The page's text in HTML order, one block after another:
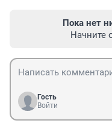
Пока нет
Начните
Гость
Войти